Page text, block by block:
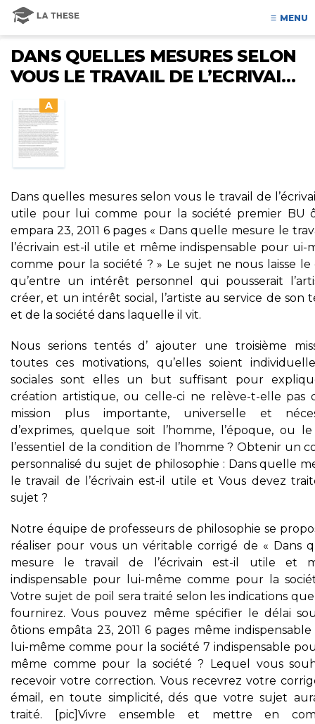
MENU
DANS QUELLES MESURES SELON
VOUS LE TRAVAIL DE L’ECRIVAI…
A
Dans quelles mesures selon vous le travail de
utile pour lui comme pour la société premier BU
empara 23, 2011 6 pages « Dans quelle mesure le
l’écrivain est-il utile et même indispensable pour ui-
comme pour la société ? » Le sujet ne nous laisse le
qu’entre un intérêt personnel qui pousserait
créer, et un intérêt social, l’artiste au service de son
et de la société dans laquelle il vit.
Nous serions tentés d’ ajouter une troisième
toutes ces motivations, qu’elles soient
sociales sont elles un but suffisant pour
création artistique, ou celle-ci ne relève-t-elle pas
mission plus importante, universelle et
d’exprimes, quelque soit l’homme, l’époque, ou
l’essentiel de la condition de l’homme ? Obtenir un
personnalisé du sujet de philosophie : Dans quelle
le travail de l’écrivain est-il utile et Vous devez
sujet ?
Notre équipe de professeurs de philosophie se
réaliser pour vous un véritable corrigé de « Dans
mesure le travail de l’écrivain est-il utile et
indispensable pour lui-même comme pour la
Votre sujet de poil sera traité selon les indications
fournirez. Vous pouvez même spécifier le délai
ôtions empâta 23, 2011 6 pages même
lui-même comme pour la société 7 indispensable
même comme pour la société ? Lequel vous
recevoir votre correction. Vous recevrez votre
émail, en toute simplicité, dés que votre sujet
traité. [pic]Vivre ensemble et mettre en